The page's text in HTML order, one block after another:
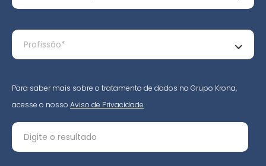
Para saber mais sobre o tratamento de dados no Grupo Krona,
acesse o nosso Aviso de Privacidade.